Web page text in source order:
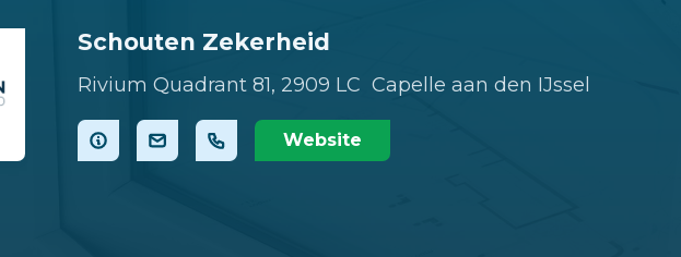
Schouten Zekerheid
Rivium Quadrant 81, 2909 LC Capelle aan den IJssel
Website